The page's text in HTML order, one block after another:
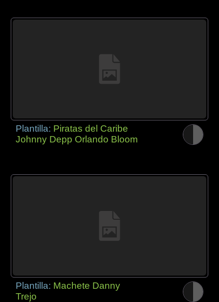
Plantilla: Piratas del Caribe
Johnny Depp Orlando Bloom
Plantilla: Machete Danny
Trejo